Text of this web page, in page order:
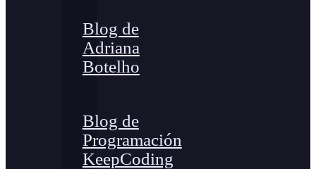
Blog de
Adriana
Botelho
Blog de
Programación
KeepCoding